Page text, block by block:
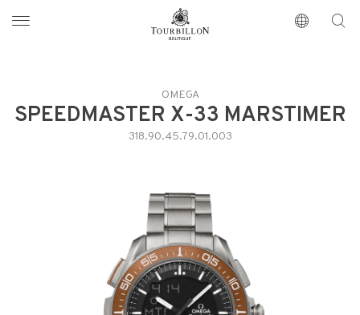
https://www.tourbillon.com/fr
OMEGA
SPEEDMASTER X-33 MARSTIMER
318.90.45.79.01.003